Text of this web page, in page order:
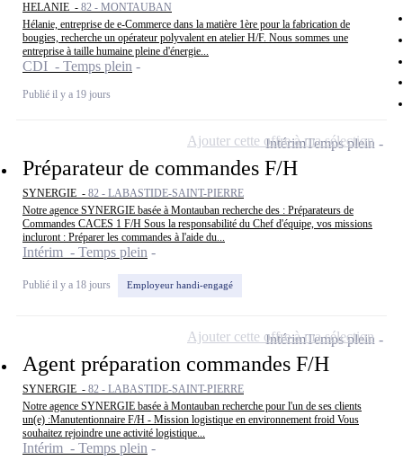
HELANIE - 82 - MONTAUBAN
Hélanie, entreprise de e-Commerce dans la matière 1ère pour la fabrication de
bougies, recherche un opérateur polyvalent en atelier H/F. Nous sommes une
entreprise à taille humaine pleine d'énergie...
CDI - Temps plein
Publié il y a 19 jours
Préparateur de commandes F/H
SYNERGIE - 82 - LABASTIDE-SAINT-PIERRE
Notre agence SYNERGIE basée à Montauban recherche des : Préparateurs de
Commandes CACES 1 F/H Sous la responsabilité du Chef d'équipe, vos missions
incluront : Préparer les commandes à l'aide du...
Intérim - Temps plein
Publié il y a 18 jours Employeur handi-engagé
IntérimTemps plein
Ajouter cette offre à ma sélection
Agent préparation commandes F/H
SYNERGIE - 82 - LABASTIDE-SAINT-PIERRE
Notre agence SYNERGIE basée à Montauban recherche pour l'un de ses clients
un(e) :Manutentionnaire F/H - Mission logistique en environnement froid Vous
souhaitez rejoindre une activité logistique...
Intérim - Temps plein
IntérimTemps plein
Ajouter cette offre à ma sélection